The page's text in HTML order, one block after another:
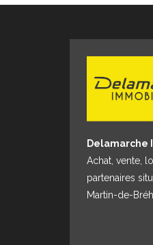
Delamarche
Achat, vente,
partenaires
Martin-de-